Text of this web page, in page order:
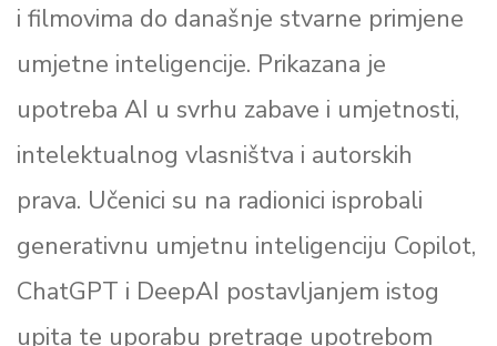
i filmovima do današnje stvarne primjene
umjetne inteligencije. Prikazana je
upotreba AI u svrhu zabave i umjetnosti,
intelektualnog vlasništva i autorskih
prava. Učenici su na radionici isprobali
generativnu umjetnu inteligenciju Copilot,
ChatGPT i DeepAI postavljanjem istog
upita te uporabu pretrage upotrebom